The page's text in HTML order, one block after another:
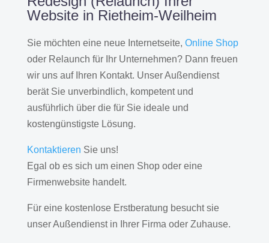
Website in Rietheim-Weilheim
Sie möchten eine neue Internetseite, Online Shop
oder Relaunch für Ihr Unternehmen? Dann freuen
wir uns auf Ihren Kontakt. Unser Außendienst
berät Sie unverbindlich, kompetent und
ausführlich über die für Sie ideale und
kostengünstigste Lösung.
Kontaktieren Sie uns!
Egal ob es sich um einen Shop oder eine
Firmenwebsite handelt.
Für eine kostenlose Erstberatung besucht sie
unser Außendienst in Ihrer Firma oder Zuhause.